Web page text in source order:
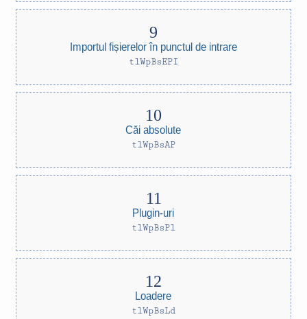
Importul fișierelor în punctul de intrare
tlWpBsEPI
Căi absolute
tlWpBsAP
Plugin-uri
tlWpBsPl
Loadere
tlWpBsLd